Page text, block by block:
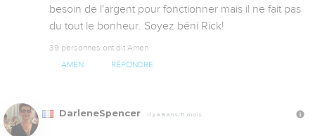
besoin de l'argent pour fonctionner mais il ne fait pas
du tout le bonheur. Soyez béni Rick!
39 personnes ont dit Amen
AMEN RÉPONDRE
DarleneSpencer Il y a 8 ans, 11 mois